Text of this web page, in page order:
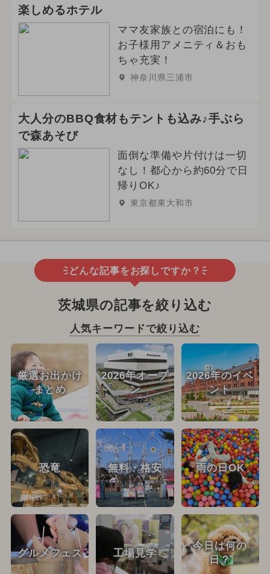
楽しめるホテル
ママ友家族との宿泊にも！
お子様用アメニティ＆おも
ちゃ充実！
神奈川県三浦市
大人分のBBQ食材もテントも込み♪手ぶら
で森あそび
面倒な準備や片付けは一切
なし！都心から約60分で日
帰りOK♪
東京都東大和市
どんな記事をお探しですか？
茨城県の記事を絞り込む
人気キーワードで絞り込む
厳選お出かけ
まとめ
2026年オープ
ン
2026年のイベ
ント
恐竜 無料・格安 雨の日OK
グルメフェス 工場見学
今日は何の
日？